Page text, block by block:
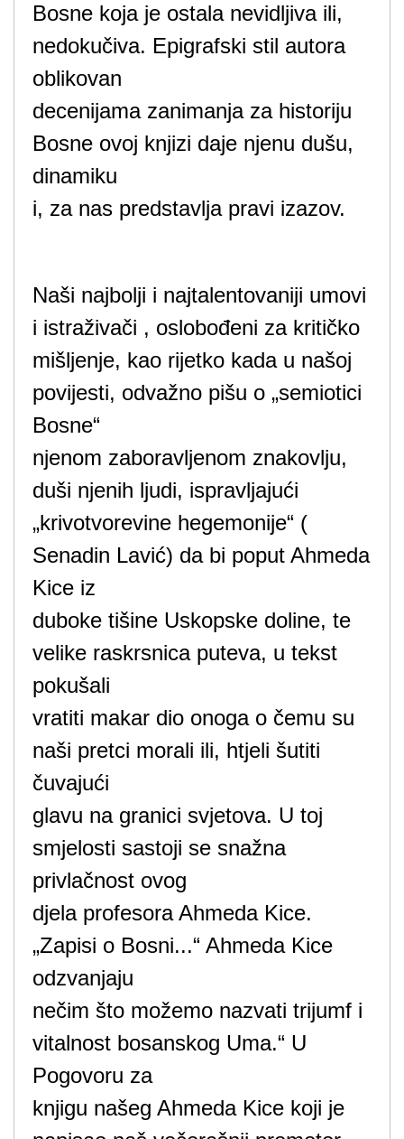
Bosne koja je ostala nevidljiva ili,
nedokučiva. Epigrafski stil autora
oblikovan
decenijama zanimanja za historiju
Bosne ovoj knjizi daje njenu dušu,
dinamiku
i, za nas predstavlja pravi izazov.
Naši najbolji i najtalentovaniji umovi
i istraživači , oslobođeni za kritičko
mišljenje, kao rijetko kada u našoj
povijesti, odvažno pišu o „semiotici
Bosne“
njenom zaboravljenom znakovlju,
duši njenih ljudi, ispravljajući
„krivotvorevine hegemonije“ (
Senadin Lavić) da bi poput Ahmeda
Kice iz
duboke tišine Uskopske doline, te
velike raskrsnica puteva, u tekst
pokušali
vratiti makar dio onoga o čemu su
naši pretci morali ili, htjeli šutiti
čuvajući
glavu na granici svjetova. U toj
smjelosti sastoji se snažna
privlačnost ovog
djela profesora Ahmeda Kice.
„Zapisi o Bosni...“ Ahmeda Kice
odzvanjaju
nečim što možemo nazvati trijumf i
vitalnost bosanskog Uma.“ U
Pogovoru za
knjigu našeg Ahmeda Kice koji je